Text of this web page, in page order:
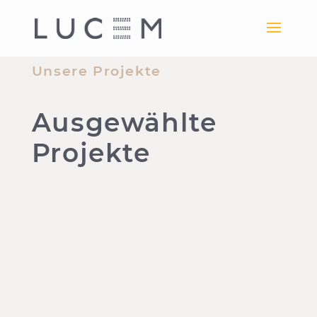
Unsere Projekte
Ausgewählte
Projekte